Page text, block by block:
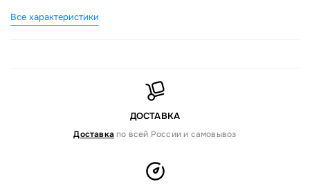
Все характеристики
ДОСТАВКА
Доставка по всей России и самовывоз